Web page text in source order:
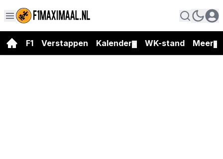
F1 Verstappen Kalender WK-stand Meer